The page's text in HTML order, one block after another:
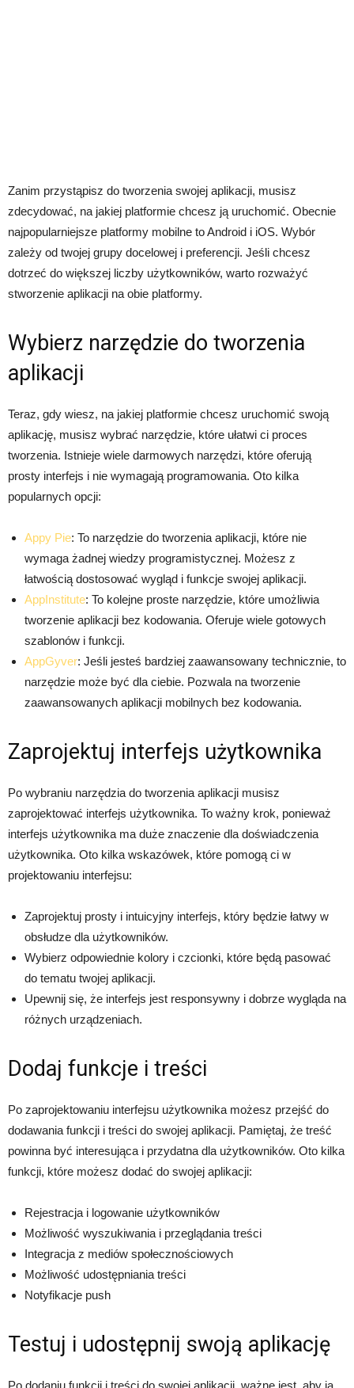
Zanim przystąpisz do tworzenia swojej aplikacji, musisz
zdecydować, na jakiej platformie chcesz ją uruchomić. Obecnie
najpopularniejsze platformy mobilne to Android i iOS. Wybór
zależy od twojej grupy docelowej i preferencji. Jeśli chcesz
dotrzeć do większej liczby użytkowników, warto rozważyć
stworzenie aplikacji na obie platformy.
Wybierz narzędzie do tworzenia
aplikacji
Teraz, gdy wiesz, na jakiej platformie chcesz uruchomić swoją
aplikację, musisz wybrać narzędzie, które ułatwi ci proces
tworzenia. Istnieje wiele darmowych narzędzi, które oferują
prosty interfejs i nie wymagają programowania. Oto kilka
popularnych opcji:
Appy Pie: To narzędzie do tworzenia aplikacji, które nie
wymaga żadnej wiedzy programistycznej. Możesz z
łatwością dostosować wygląd i funkcje swojej aplikacji.
AppInstitute: To kolejne proste narzędzie, które umożliwia
tworzenie aplikacji bez kodowania. Oferuje wiele gotowych
szablonów i funkcji.
AppGyver: Jeśli jesteś bardziej zaawansowany technicznie, to
narzędzie może być dla ciebie. Pozwala na tworzenie
zaawansowanych aplikacji mobilnych bez kodowania.
Zaprojektuj interfejs użytkownika
Po wybraniu narzędzia do tworzenia aplikacji musisz
zaprojektować interfejs użytkownika. To ważny krok, ponieważ
interfejs użytkownika ma duże znaczenie dla doświadczenia
użytkownika. Oto kilka wskazówek, które pomogą ci w
projektowaniu interfejsu:
Zaprojektuj prosty i intuicyjny interfejs, który będzie łatwy w
obsłudze dla użytkowników.
Wybierz odpowiednie kolory i czcionki, które będą pasować
do tematu twojej aplikacji.
Upewnij się, że interfejs jest responsywny i dobrze wygląda na
różnych urządzeniach.
Dodaj funkcje i treści
Po zaprojektowaniu interfejsu użytkownika możesz przejść do
dodawania funkcji i treści do swojej aplikacji. Pamiętaj, że treść
powinna być interesująca i przydatna dla użytkowników. Oto kilka
funkcji, które możesz dodać do swojej aplikacji:
Rejestracja i logowanie użytkowników
Możliwość wyszukiwania i przeglądania treści
Integracja z mediów społecznościowych
Możliwość udostępniania treści
Notyfikacje push
Testuj i udostępnij swoją aplikację